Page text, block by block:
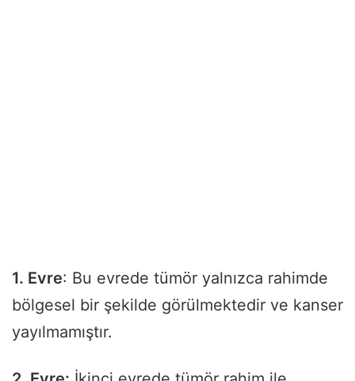
1. Evre: Bu evrede tümör yalnızca rahimde
bölgesel bir şekilde görülmektedir ve kanser
yayılmamıştır.